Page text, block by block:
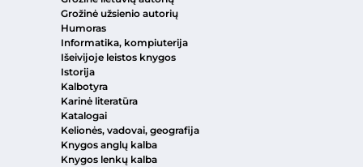
Grožinė užsienio autorių
Humoras
Informatika, kompiuterija
Išeivijoje leistos knygos
Istorija
Kalbotyra
Karinė literatūra
Katalogai
Kelionės, vadovai, geografija
Knygos anglų kalba
Knygos lenkų kalba